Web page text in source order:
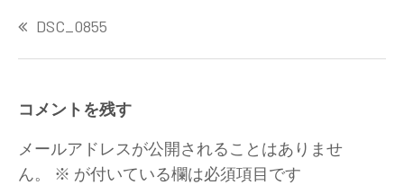
稿
ー
シ
ョ
DSC_0855
コメントを残す
メールアドレスが公開されることはありませ
ん。
※ が付いている欄は必須項目です